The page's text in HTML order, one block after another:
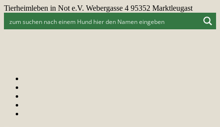
Tierheimleben in Not e.V. Webergasse 4 95352 Marktleugast